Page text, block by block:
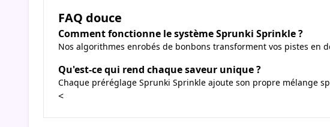
FAQ douce
Comment fonctionne le système Sprunki Sprinkle ?
Nos algorithmes enrobés de bonbons transforment vos pistes en
Qu'est-ce qui rend chaque saveur unique ?
Chaque préréglage Sprunki Sprinkle ajoute son propre mélange
<